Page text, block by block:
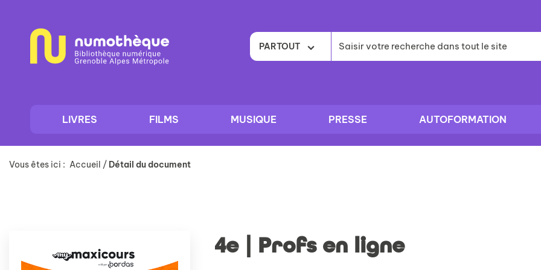
contenu
PARTOUT
LIVRES FILMS MUSIQUE PRESSE AUTOFORMATION
Vous êtes ici : Accueil / Détail du document
4e | Profs en ligne